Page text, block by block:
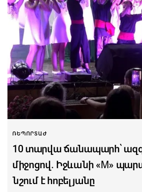
ՌԵՊՈՐՏԱԺ
10 տարվա ճանապարհ՝
միջոցով. Իջևանի «M»
նշում է հոբելյանը